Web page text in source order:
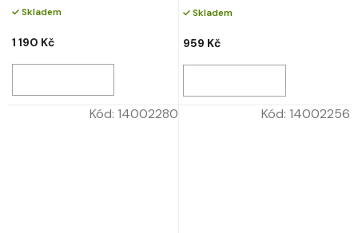
Skladem
1 190 Kč
Skladem
959 Kč
Kód: 14002280 Kód: 14002256